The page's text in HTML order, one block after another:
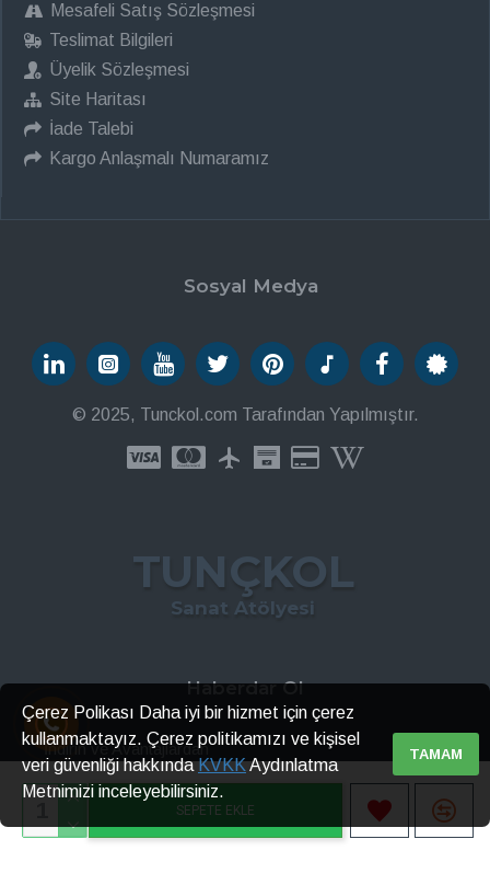
SEPETE EKLE
Mesafeli Satış Sözleşmesi
Teslimat Bilgileri
Üyelik Sözleşmesi
Site Haritası
İade Talebi
Kargo Anlaşmalı Numaramız
Sosyal Medya
© 2025, Tunckol.com Tarafından Yapılmıştır.
TUNÇKOL
Sanat Atölyesi
Haberdar Ol
İndirin ve Avantajlardan TAMAM
Çerez Polikası Daha iyi bir hizmet için çerez
kullanmaktayız. Çerez politikamızı ve kişisel
veri güvenliği hakkındaKVKKAydınlatma
Metnimizi inceleyebilirsiniz.